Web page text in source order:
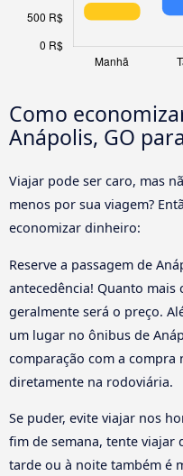
Como
Anápolis, GO
Viajar pode ser caro, mas
menos por sua viagem?
economizar dinheiro:
Reserve a passagem de
antecedência! Quanto mais
geralmente será o preço.
um lugar no ônibus de
comparação com a
diretamente na rodoviária.
Se puder, evite viajar nos
fim de semana, tente viajar
tarde ou à noite também é